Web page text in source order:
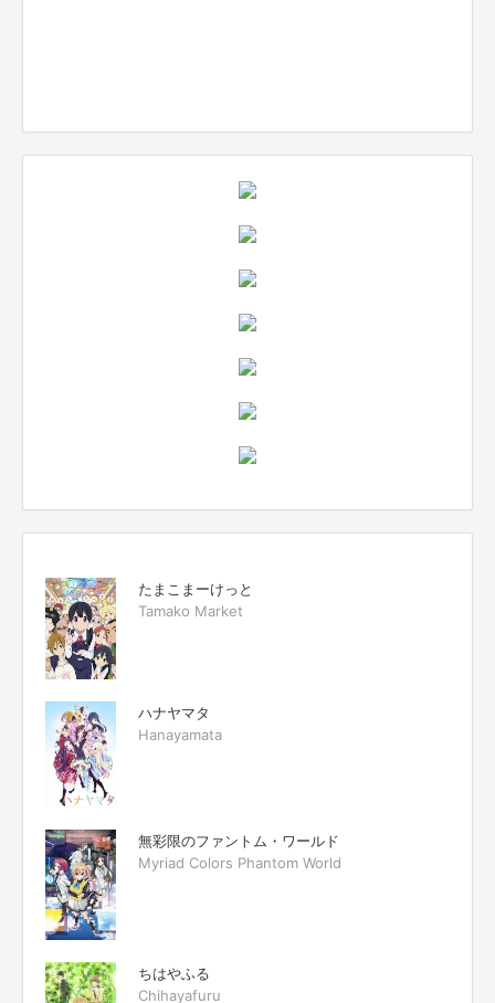
たまこまーけっと
Tamako Market
ハナヤマタ
Hanayamata
無彩限のファントム・ワールド
Myriad Colors Phantom World
ちはやふる
Chihayafuru